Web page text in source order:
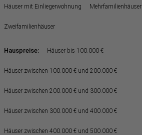
Häuser mit Einliegerwohnung Mehrfamilienhäuser
Zweifamilienhäuser
Hauspreise: Häuser bis 100.000 €
Häuser zwischen 100.000 € und 200.000 €
Häuser zwischen 200.000 € und 300.000 €
Häuser zwischen 300.000 € und 400.000 €
Häuser zwischen 400.000 € und 500.000 €